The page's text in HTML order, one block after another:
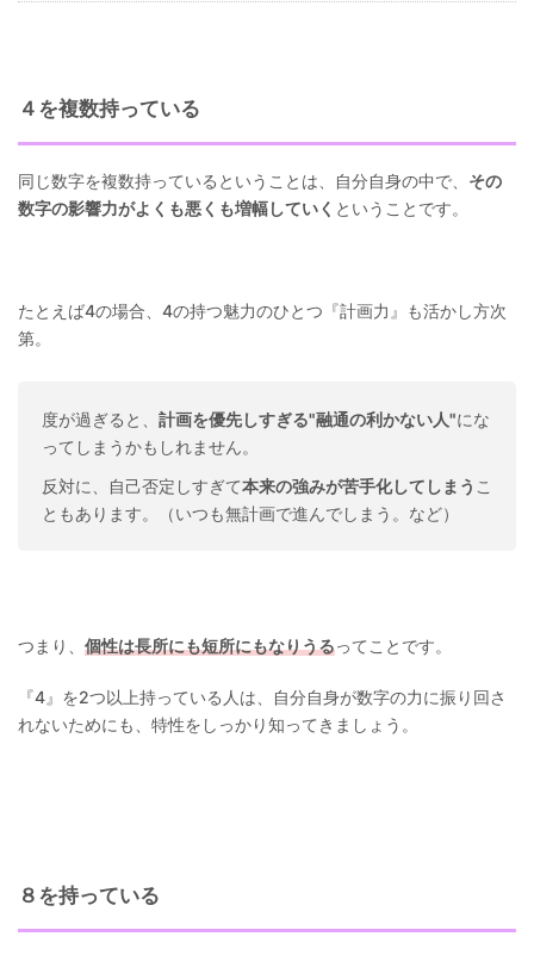
４を複数持っている
同じ数字を複数持っているということは、自分自身の中で、 その
数字の影響力がよくも悪くも増幅していく ということです。
たとえば4の場合、4の持つ魅力のひとつ『計画力』も活かし方次
第。
度が過ぎると、 計画を優先しすぎる"融通の利かない人"にな
ってしまうかもしれません。
反対に、自己否定しすぎて本来の強みが苦手化してしまう こ
ともあります。（いつも無計画で進んでしまう。など）
つまり、 個性は長所にも短所にもなりうるってことです。
『4』を2つ以上持っている人は、自分自身が数字の力に振り回さ
れないためにも、特性をしっかり知ってきましょう。
８を持っている